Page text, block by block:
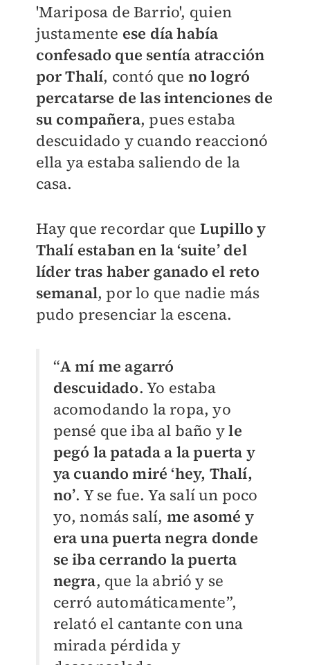
'Mariposa de Barrio', quien
justamente ese día había
confesado que sentía atracción
por Thalí, contó que no logró
percatarse de las intenciones de
su compañera, pues estaba
descuidado y cuando reaccionó
ella ya estaba saliendo de la
casa.
Hay que recordar que Lupillo y
Thalí estaban en la ‘suite’ del
líder tras haber ganado el reto
semanal, por lo que nadie más
pudo presenciar la escena.
“A mí me agarró
descuidado. Yo estaba
acomodando la ropa, yo
pensé que iba al baño yle
pegó la patada a la puerta y
ya cuando miré ‘hey, Thalí,
no’. Y se fue. Ya salí un poco
yo, nomás salí, me asomé y
era una puerta negra donde
se iba cerrando la puerta
negra, que la abrió y se
cerró automáticamente”,
relató el cantante con una
mirada pérdida y